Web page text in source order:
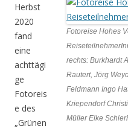
Fotoreise Hohes
rechts: Burkhardt
Rautert, Jörg
Feldmann Ingo
Kriependorf
Müller Elke
Herbst
2020
fand
eine
achttägi
ge
Fotoreis
e des
„Grünen